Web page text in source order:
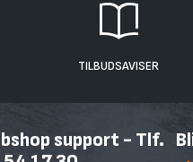
TILBUDSAVISER
support - Tlf.